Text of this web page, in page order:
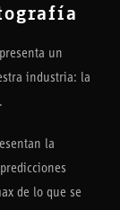
un
industria: la
la
de lo que se